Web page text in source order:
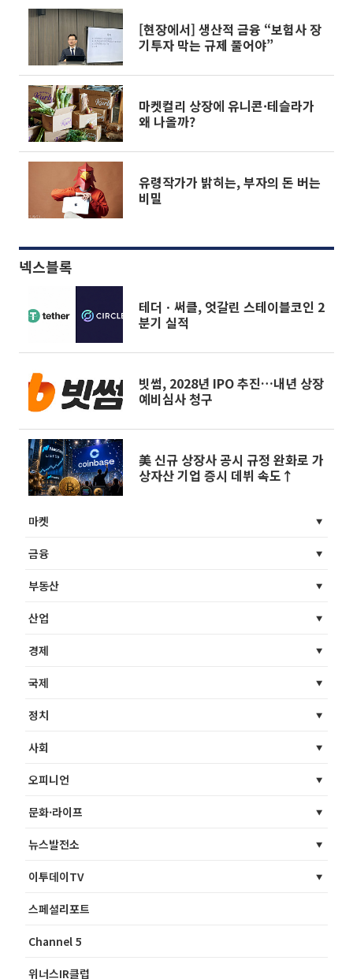
[현장에서] 생산적 금융 “보험사 장
기투자 막는 규제 풀어야”
마켓컬리 상장에 유니콘·테슬라가
왜 나올까?
유령작가가 밝히는, 부자의 돈 버는
비밀
넥스블록
테더ㆍ써클, 엇갈린 스테이블코인 2
분기 실적
빗썸, 2028년 IPO 추진…내년 상장
예비심사 청구
美 신규 상장사 공시 규정 완화로 가
상자산 기업 증시 데뷔 속도↑
마켓
금융
부동산
산업
경제
국제
정치
사회
오피니언
문화·라이프
뉴스발전소
이투데이TV
스페셜리포트
Channel 5
위너스IR클럽